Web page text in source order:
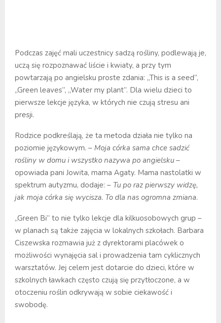
Podczas zajęć mali uczestnicy sadzą rośliny, podlewają je,
uczą się rozpoznawać liście i kwiaty, a przy tym
powtarzają po angielsku proste zdania: „This is a seed”,
„Green leaves”, „Water my plant”. Dla wielu dzieci to
pierwsze lekcje języka, w których nie czują stresu ani
presji.
Rodzice podkreślają, że ta metoda działa nie tylko na
poziomie językowym. – Moja córka sama chce sadzić
rośliny w domu i wszystko nazywa po angielsku –
opowiada pani Jowita, mama Agaty. Mama nastolatki w
spektrum autyzmu, dodaje: – Tu po raz pierwszy widzę,
jak moja córka się wycisza. To dla nas ogromna zmiana.
„Green Bi” to nie tylko lekcje dla kilkuosobowych grup –
w planach są także zajęcia w lokalnych szkołach. Barbara
Ciszewska rozmawia już z dyrektorami placówek o
możliwości wynajęcia sal i prowadzenia tam cyklicznych
warsztatów. Jej celem jest dotarcie do dzieci, które w
szkolnych ławkach często czują się przytłoczone, a w
otoczeniu roślin odkrywają w sobie ciekawość i
swobodę.